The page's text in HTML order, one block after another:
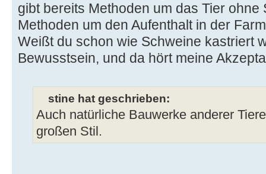
gibt bereits Methoden um das Tier
Methoden um den Aufenthalt in der
Weißt du schon wie Schweine kastriert
Bewusstsein, und da hört meine
stine hat geschrieben:
Auch natürliche Bauwerke anderer
großen Stil.